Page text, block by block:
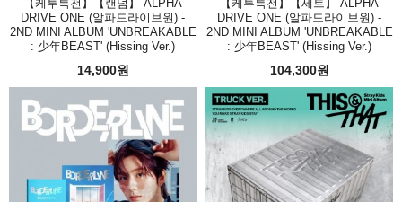
【케투특전】【랜덤】 ALPHA
DRIVE ONE (알파드라이브원) -
2ND MINI ALBUM 'UNBREAKABLE
: 少年BEAST' (Hissing Ver.)
14,900원
【케투특전】【세트】 ALPHA
DRIVE ONE (알파드라이브원) -
2ND MINI ALBUM 'UNBREAKABLE
: 少年BEAST' (Hissing Ver.)
104,300원